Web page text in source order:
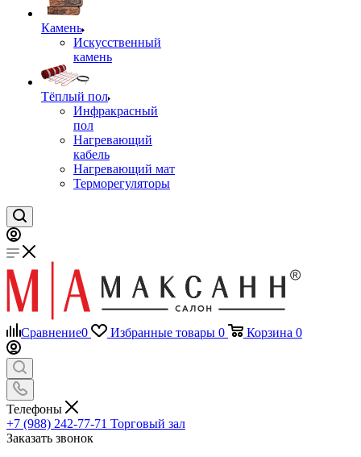
Камень
Искусственный
камень
Тёплый пол
Инфракрасный
пол
Нагревающий
кабель
Нагревающий мат
Терморегуляторы
Сравнение0 Избранные товары 0 Корзина 0
Телефоны
+7 (988) 242-77-71 Торговый зал
Заказать звонок